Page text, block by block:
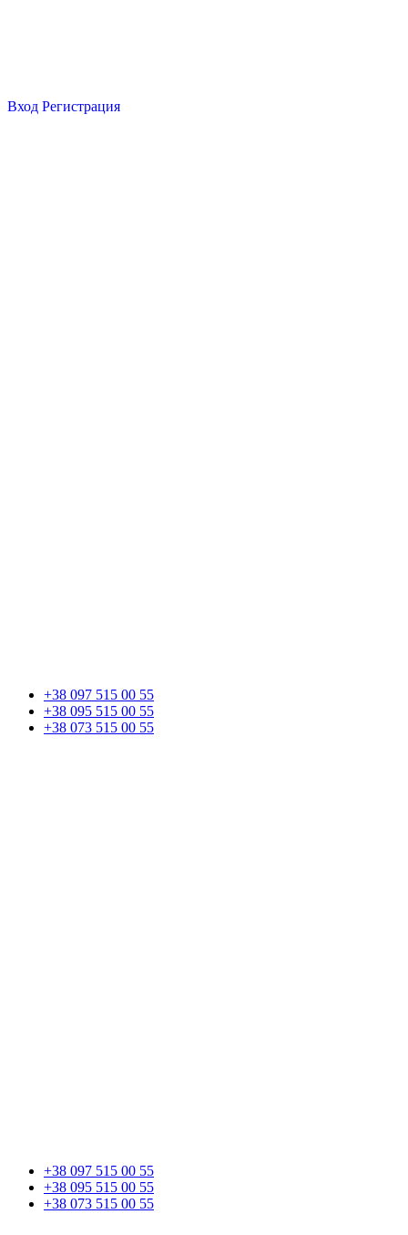
Вход Регистрация
+38 097 515 00 55
+38 095 515 00 55
+38 073 515 00 55
+38 097 515 00 55
+38 095 515 00 55
+38 073 515 00 55